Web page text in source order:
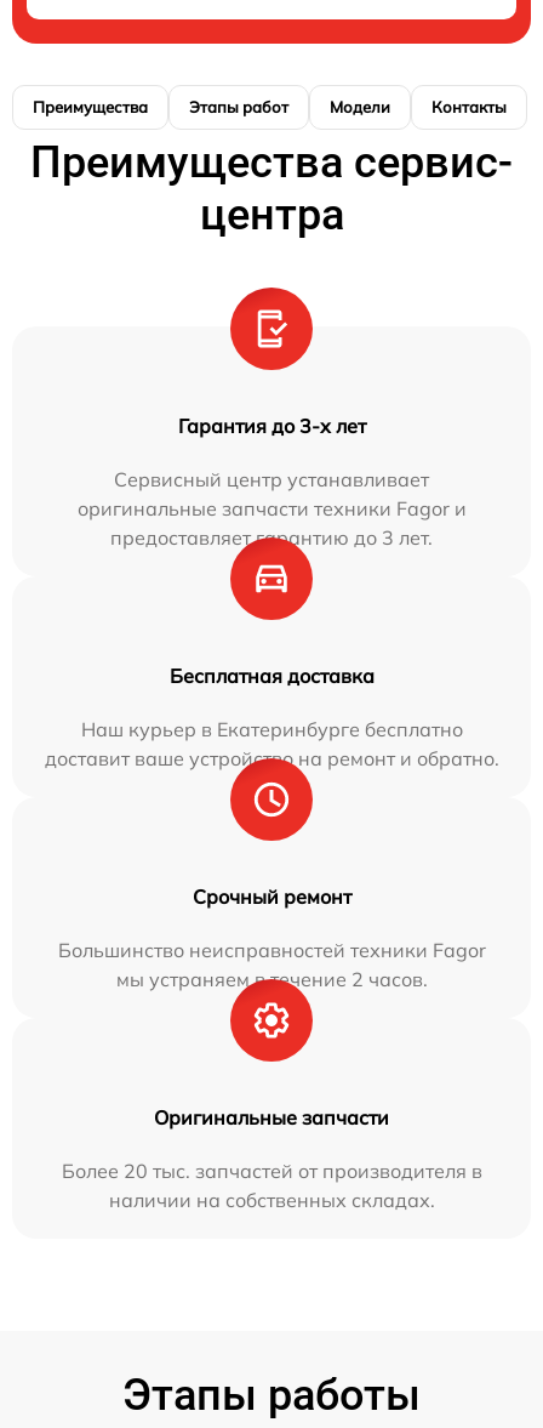
Преимущества Этапы работ Модели Контакты
Преимущества сервис-
центра
Гарантия до 3-х лет
Сервисный центр устанавливает
оригинальные запчасти техники Fagor и
предоставляет гарантию до 3 лет.
Бесплатная доставка
Наш курьер в Екатеринбурге бесплатно
доставит ваше устройство на ремонт и обратно.
Срочный ремонт
Большинство неисправностей техники Fagor
мы устраняем в течение 2 часов.
Оригинальные запчасти
Более 20 тыс. запчастей от производителя в
наличии на собственных складах.
Этапы работы